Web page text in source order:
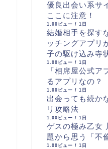
優良出会い系サ
ここに注意！
1.00ビュー / 1日
結婚相手を探す
ッチングアプリ
子の駆け込み寺
1.00ビュー / 1日
「相席屋公式ア
るアプリなの？
1.00ビュー / 1日
出会っても続か
リ攻略法
1.00ビュー / 1日
ゲスの極み乙女
題から思う「不
1.00ビュー / 1日